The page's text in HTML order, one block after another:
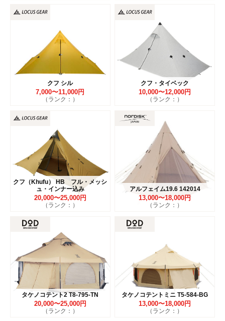
クフ シル
7,000〜11,000円
（ランク：）
クフ・タイベック
10,000〜12,000円
（ランク：）
クフ（Khufu） HB フル・メッシ
ュ・インナー込み
20,000〜25,000円
（ランク：）
アルフェイム19.6 142014
13,000〜18,000円
（ランク：）
タケノコテント2 T8-795-TN
20,000〜25,000円
（ランク：）
タケノコテントミニ T5-584-BG
13,000〜18,000円
（ランク：）